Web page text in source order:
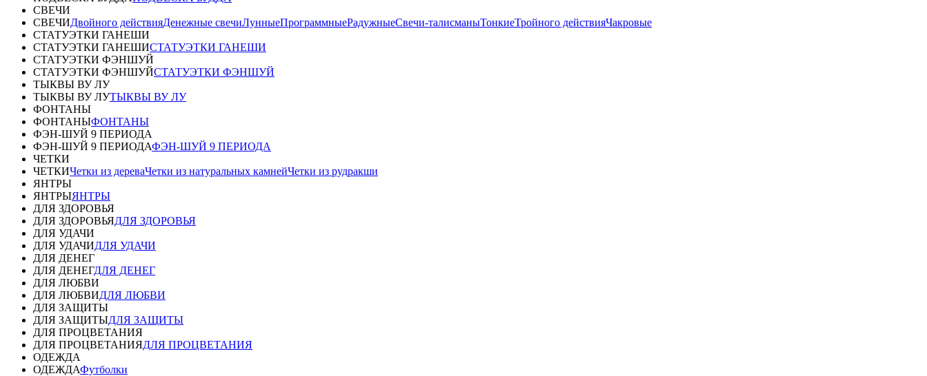
СВЕЧИ
СВЕЧИДвойного действияДенежные свечиЛунныеПрограммныеРадужныеСвечи-талисманыТонкиеТройного действияЧакровые
СТАТУЭТКИ ГАНЕШИ
СТАТУЭТКИ ГАНЕШИСТАТУЭТКИ ГАНЕШИ
СТАТУЭТКИ ФЭНШУЙ
СТАТУЭТКИ ФЭНШУЙСТАТУЭТКИ ФЭНШУЙ
ТЫКВЫ ВУ ЛУ
ТЫКВЫ ВУ ЛУТЫКВЫ ВУ ЛУ
ФОНТАНЫ
ФОНТАНЫФОНТАНЫ
ФЭН-ШУЙ 9 ПЕРИОДА
ФЭН-ШУЙ 9 ПЕРИОДАФЭН-ШУЙ 9 ПЕРИОДА
ЧЕТКИ
ЧЕТКИЧетки из дереваЧетки из натуральных камнейЧетки из рудракши
ЯНТРЫ
ЯНТРЫЯНТРЫ
ДЛЯ ЗДОРОВЬЯ
ДЛЯ ЗДОРОВЬЯДЛЯ ЗДОРОВЬЯ
ДЛЯ УДАЧИ
ДЛЯ УДАЧИДЛЯ УДАЧИ
ДЛЯ ДЕНЕГ
ДЛЯ ДЕНЕГДЛЯ ДЕНЕГ
ДЛЯ ЛЮБВИ
ДЛЯ ЛЮБВИДЛЯ ЛЮБВИ
ДЛЯ ЗАЩИТЫ
ДЛЯ ЗАЩИТЫДЛЯ ЗАЩИТЫ
ДЛЯ ПРОЦВЕТАНИЯ
ДЛЯ ПРОЦВЕТАНИЯДЛЯ ПРОЦВЕТАНИЯ
ОДЕЖДА
ОДЕЖДАФутболки